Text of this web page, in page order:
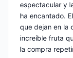
espectacular y
ha encantado.
que dejan en la
increíble fruta
la compra